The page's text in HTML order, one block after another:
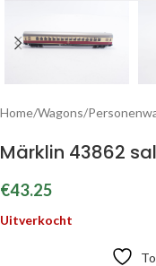
Home/Wagons/
Märklin 43862
€43.25
Uitverkocht